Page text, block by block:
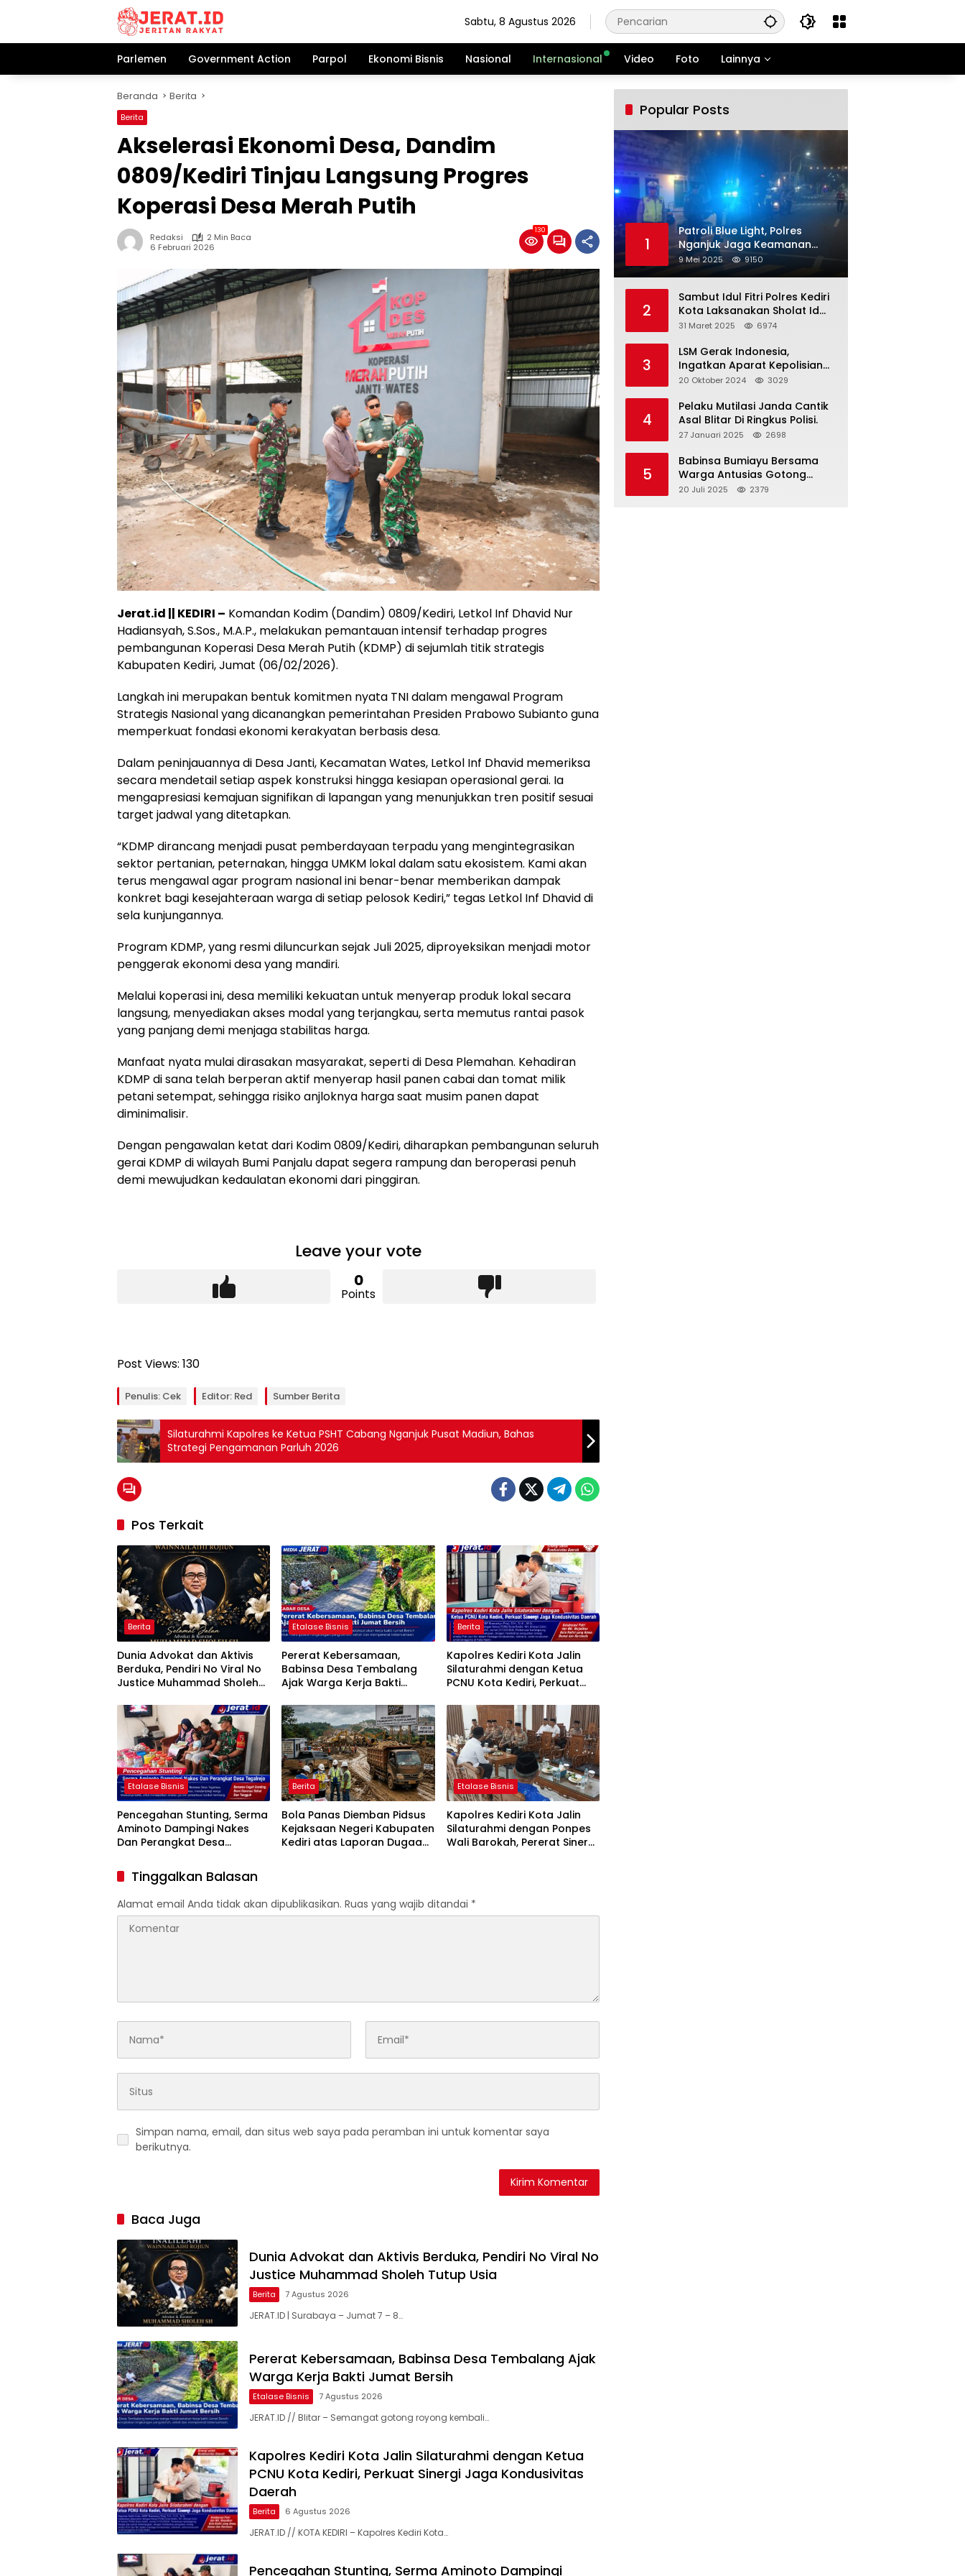
Sabtu, 8 Agustus 2026
Parlemen Government Action Parpol Ekonomi Bisnis Nasional Internasional Video Foto Lainnya
Beranda Berita
Berita
Akselerasi Ekonomi Desa, Dandim
0809/Kediri Tinjau Langsung Progres
Koperasi Desa Merah Putih
Redaksi
2 Min Baca
6 Februari 2026
130
Jerat.id || KEDIRI – Komandan Kodim (Dandim) 0809/Kediri, Letkol Inf Dhavid Nur
Hadiansyah, S.Sos., M.A.P., melakukan pemantauan intensif terhadap progres
pembangunan Koperasi Desa Merah Putih (KDMP) di sejumlah titik strategis
Kabupaten Kediri, Jumat (06/02/2026).
Langkah ini merupakan bentuk komitmen nyata TNI dalam mengawal Program
Strategis Nasional yang dicanangkan pemerintahan Presiden Prabowo Subianto guna
memperkuat fondasi ekonomi kerakyatan berbasis desa.
Dalam peninjauannya di Desa Janti, Kecamatan Wates, Letkol Inf Dhavid memeriksa
secara mendetail setiap aspek konstruksi hingga kesiapan operasional gerai. Ia
mengapresiasi kemajuan signifikan di lapangan yang menunjukkan tren positif sesuai
target jadwal yang ditetapkan.
“KDMP dirancang menjadi pusat pemberdayaan terpadu yang mengintegrasikan
sektor pertanian, peternakan, hingga UMKM lokal dalam satu ekosistem. Kami akan
terus mengawal agar program nasional ini benar-benar memberikan dampak
konkret bagi kesejahteraan warga di setiap pelosok Kediri,” tegas Letkol Inf Dhavid di
sela kunjungannya.
Program KDMP, yang resmi diluncurkan sejak Juli 2025, diproyeksikan menjadi motor
penggerak ekonomi desa yang mandiri.
Melalui koperasi ini, desa memiliki kekuatan untuk menyerap produk lokal secara
langsung, menyediakan akses modal yang terjangkau, serta memutus rantai pasok
yang panjang demi menjaga stabilitas harga.
Manfaat nyata mulai dirasakan masyarakat, seperti di Desa Plemahan. Kehadiran
KDMP di sana telah berperan aktif menyerap hasil panen cabai dan tomat milik
petani setempat, sehingga risiko anjloknya harga saat musim panen dapat
diminimalisir.
Dengan pengawalan ketat dari Kodim 0809/Kediri, diharapkan pembangunan seluruh
gerai KDMP di wilayah Bumi Panjalu dapat segera rampung dan beroperasi penuh
demi mewujudkan kedaulatan ekonomi dari pinggiran.
Leave your vote
0
Points
Post Views: 130
Penulis: Cek Editor: Red Sumber Berita
Silaturahmi Kapolres ke Ketua PSHT Cabang Nganjuk Pusat Madiun, Bahas
Strategi Pengamanan Parluh 2026
Pos Terkait
Berita
Dunia Advokat dan Aktivis
Berduka, Pendiri No Viral No
Justice Muhammad Sholeh
Etalase Bisnis
Pererat Kebersamaan,
Babinsa Desa Tembalang
Ajak Warga Kerja Bakti
Berita
Kapolres Kediri Kota Jalin
Silaturahmi dengan Ketua
PCNU Kota Kediri, Perkuat
Daerah
Etalase Bisnis
Pencegahan Stunting, Serma
Aminoto Dampingi Nakes
Dan Perangkat Desa
Berita
Bola Panas Diemban Pidsus
Kejaksaan Negeri Kabupaten
Kediri atas Laporan Dugaan
Etalase Bisnis
Kapolres Kediri Kota Jalin
Silaturahmi dengan Ponpes
Wali Barokah, Pererat Sinergi
Tinggalkan Balasan
Alamat email Anda tidak akan dipublikasikan. Ruas yang wajib ditandai *
Simpan nama, email, dan situs web saya pada peramban ini untuk komentar saya
berikutnya.
Baca Juga
Dunia Advokat dan Aktivis Berduka, Pendiri No Viral No
Justice Muhammad Sholeh Tutup Usia
Berita 7 Agustus 2026
JERAT.ID | Surabaya – Jumat 7 – 8…
Pererat Kebersamaan, Babinsa Desa Tembalang Ajak
Warga Kerja Bakti Jumat Bersih
Etalase Bisnis 7 Agustus 2026
JERAT.ID // Blitar – Semangat gotong royong kembali…
Kapolres Kediri Kota Jalin Silaturahmi dengan Ketua
PCNU Kota Kediri, Perkuat Sinergi Jaga Kondusivitas
Daerah
Berita 6 Agustus 2026
JERAT.ID // KOTA KEDIRI – Kapolres Kediri Kota…
Pencegahan Stunting, Serma Aminoto Dampingi
Popular Posts
1
Patroli Blue Light, Polres
Nganjuk Jaga Keamanan
Jelang Long Weekend
9 Mei 2025 9150
2
Sambut Idul Fitri Polres Kediri
Kota Laksanakan Sholat Id
dan Gelar Halalbihalal
31 Maret 2025 6974
3
LSM Gerak Indonesia,
Ingatkan Aparat Kepolisian
Polres Blitar Kota “Tri Brata
20 Oktober 2024 3029
4
Pelaku Mutilasi Janda Cantik
Asal Blitar Di Ringkus Polisi.
27 Januari 2025 2698
5
Babinsa Bumiayu Bersama
Warga Antusias Gotong
Royong Bersihkan Jalan
20 Juli 2025 2379